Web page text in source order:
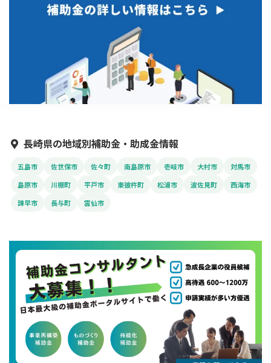
長崎県の地域別補助金・助成金情報
五島市 佐世保市 佐々町 南島原市 壱岐市 大村市
対馬市
島原市
川棚町 平戸市 東彼杵町 松浦市 波佐見町
西海市
諫早市
長与町 雲仙市